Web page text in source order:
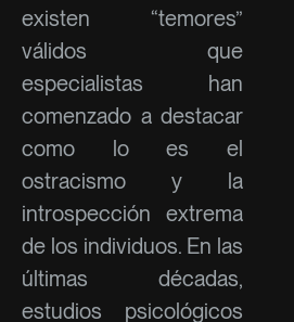
existen “temores”
válidos que
especialistas han
comenzado a destacar
como lo es el
ostracismo y la
introspección extrema
de los individuos. En las
últimas décadas,
estudios psicológicos